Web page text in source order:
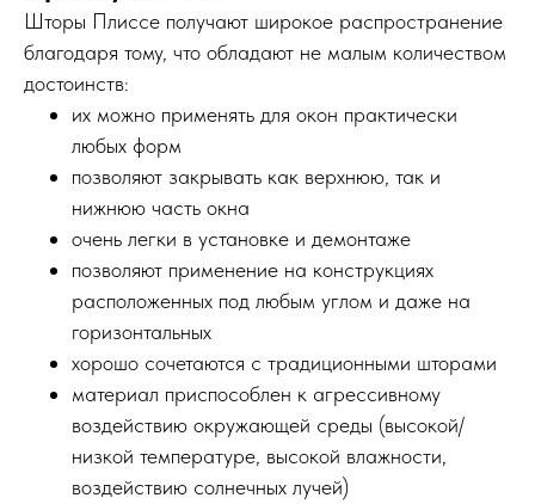
Шторы Плиссе получают широкое распространение
благодаря тому, что обладают не малым количеством
достоинств:
их можно применять для окон практически
любых форм
позволяют закрывать как верхнюю, так и
нижнюю часть окна
очень легки в установке и демонтаже
позволяют применение на конструкциях
расположенных под любым углом и даже на
горизонтальных
хорошо сочетаются с традиционными шторами
материал приспособлен к агрессивному
воздействию окружающей среды (высокой/
низкой температуре, высокой влажности,
воздействию солнечных лучей)